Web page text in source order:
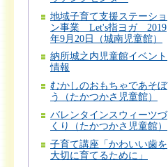
地域子育て支援ステーショ
ン事業 Let's指ヨガ 2019
年9月20日（城南児童館）
納所城之内児童館イベント
情報
むかしのおもちゃであそぼ
う（たかつかさ児童館）
バレンタインスウィーツづ
くり（たかつかさ児童館）
子育て講座「かわいい歯を
大切に育てるために」